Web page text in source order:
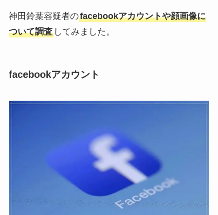
神田鈴葉容疑者のfacebookアカウントや顔画像に
ついて調査してみました。
facebookアカウント